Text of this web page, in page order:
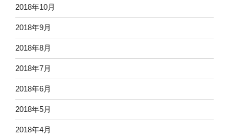
2018年10月
2018年9月
2018年8月
2018年7月
2018年6月
2018年5月
2018年4月